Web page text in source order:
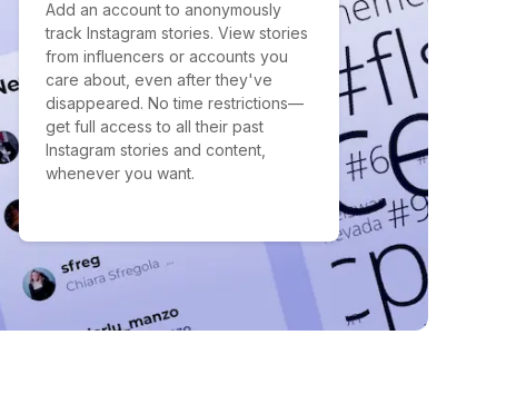
Add an account to anonymously
track Instagram stories. View stories
from influencers or accounts you
care about, even after they've
disappeared. No time restrictions—
get full access to all their past
Instagram stories and content,
whenever you want.